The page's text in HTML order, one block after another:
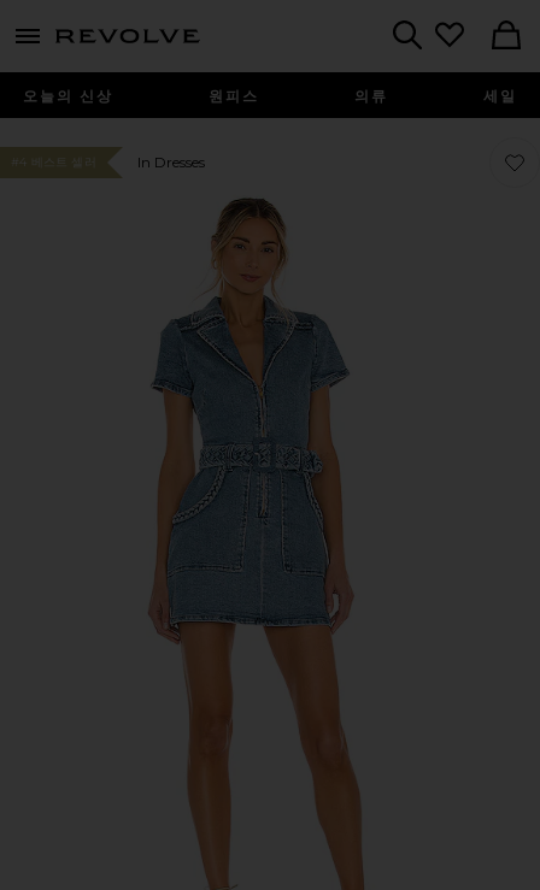
menu - shows more content
오늘의 신상 원피스 의류 세일
#4 베스트 셀러 In Dresses 찜상
찜상